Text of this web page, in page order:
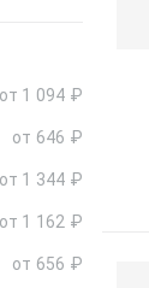
от 1 094 ₽
от 646 ₽
от 1 344 ₽
от 1 162 ₽
от 656 ₽